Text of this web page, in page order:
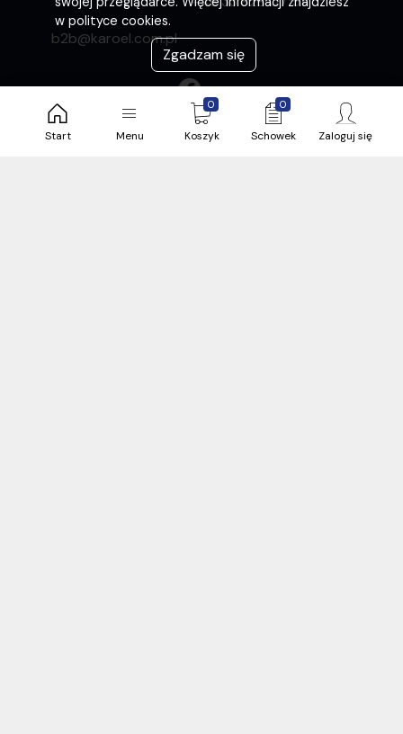
w polityce cookies.
Zgadzam się
b2b@karoel.com.pl
Start Menu
0
Koszyk
0
Schowek Zaloguj się